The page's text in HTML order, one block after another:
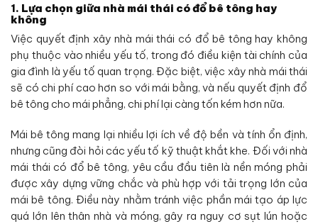
1. Lựa chọn giữa nhà mái thái có đổ bê tông hay
không
Việc quyết định xây nhà mái thái có đổ bê tông hay không
phụ thuộc vào nhiều yếu tố, trong đó điều kiện tài chính của
gia đình là yếu tố quan trọng. Đặc biệt, việc xây nhà mái thái
sẽ có chi phí cao hơn so với mái bằng, và nếu quyết định đổ
bê tông cho mái phẳng, chi phí lại càng tốn kém hơn nữa.
Mái bê tông mang lại nhiều lợi ích về độ bền và tính ổn định,
nhưng cũng đòi hỏi các yếu tố kỹ thuật khắt khe. Đối với nhà
mái thái có đổ bê tông, yêu cầu đầu tiên là nền móng phải
được xây dựng vững chắc và phù hợp với tải trọng lớn của
mái bê tông. Điều này nhằm tránh việc phần mái tạo áp lực
quá lớn lên thân nhà và móng, gây ra nguy cơ sụt lún hoặc